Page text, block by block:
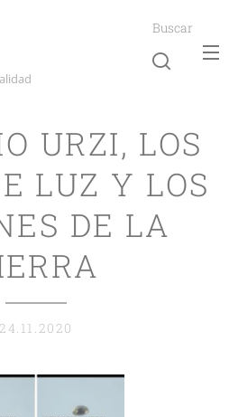
Buscar
URZI, LOS
LUZ Y LOS
DE LA
24.11.2020